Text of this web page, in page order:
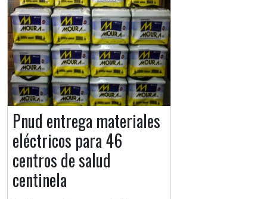
Pnud entrega materiales
eléctricos para 46
centros de salud
centinela